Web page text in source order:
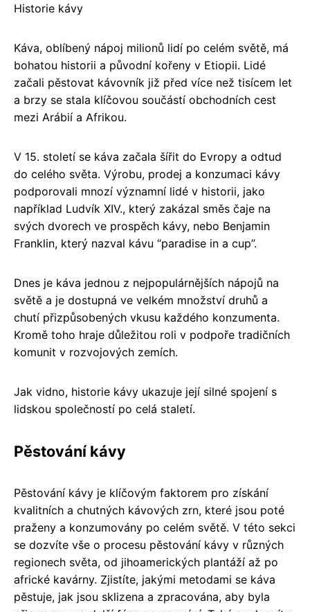
Historie kávy
Káva, oblíbený nápoj milionů lidí po celém světě, má
bohatou historii a původní kořeny v Etiopii. Lidé
začali pěstovat kávovník již před více než tisícem let
a brzy se stala klíčovou součástí obchodních cest
mezi Arábií a Afrikou.
V 15. století se káva začala šířit do Evropy a odtud
do celého světa. Výrobu, prodej a konzumaci kávy
podporovali mnozí významní lidé v historii, jako
například Ludvík XIV., který zakázal směs čaje na
svých dvorech ve prospěch kávy, nebo Benjamin
Franklin, který nazval kávu “paradise in a cup”.
Dnes je káva jednou z nejpopulárnějších nápojů na
světě a je dostupná ve velkém množství druhů a
chutí přizpůsobených vkusu každého konzumenta.
Kromě toho hraje důležitou roli v podpoře tradičních
komunit v rozvojových zemích.
Jak vidno, historie kávy ukazuje její silné spojení s
lidskou společností po celá staletí.
Pěstování kávy
Pěstování kávy je klíčovým faktorem pro získání
kvalitních a chutných kávových zrn, které jsou poté
praženy a konzumovány po celém světě. V této sekci
se dozvíte vše o procesu pěstování kávy v různých
regionech světa, od jihoamerických plantáží až po
africké kavárny. Zjistíte, jakými metodami se káva
pěstuje, jak jsou sklizena a zpracována, aby byla